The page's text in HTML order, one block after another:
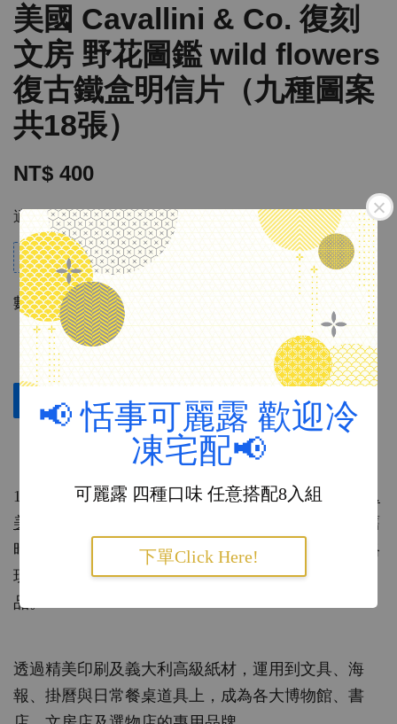
📢 恬事可麗露 歡迎冷
凍宅配📢
可麗露 四種口味 任意搭配8入組
下單Click Here!
美國 Cavallini & Co. 復刻
文房 野花圖鑑 wild flowers
復古鐵盒明信片（九種圖案
共18張）
NT$ 400
適用優惠
$10 Credit for every $100 spent
數量
立即購買 加入購物車
1989 年創立於美國舊金山的紙製品牌Cavallini & Co.
美國復刻文房
，以復古元素作為設計主題，將美國舊
時代的經典，透過詼諧與細膩筆觸，將美式復古風格
玩味於日常空間中，專門產出高質量的文具與禮
品。
透過精美印刷及義大利高級紙材，運用到文具、海
報、掛曆與日常餐桌道具上，成為各大博物館、書